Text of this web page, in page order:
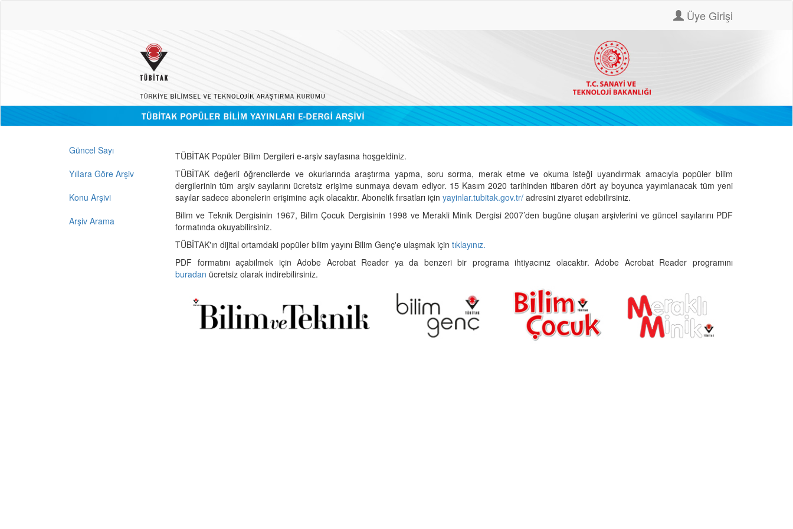
Üye Girişi
Güncel Sayı
Yıllara Göre Arşiv
Konu Arşivi
Arşiv Arama
TÜBİTAK Popüler Bilim Dergileri e-arşiv sayfasına hoşgeldiniz.
TÜBİTAK değerli öğrencilerde ve okurlarında araştırma yapma, soru sorma, merak etme ve okuma isteği uyandırmak amacıyla popüler bilim
dergilerinin tüm arşiv sayılarını ücretsiz erişime sunmaya devam ediyor. 15 Kasım 2020 tarihinden itibaren dört ay boyunca yayımlanacak tüm yeni
sayılar sadece abonelerin erişimine açık olacaktır. Abonelik fırsatları için yayinlar.tubitak.gov.tr/ adresini ziyaret edebilirsiniz.
Bilim ve Teknik Dergisinin 1967, Bilim Çocuk Dergisinin 1998 ve Merakli Minik Dergisi 2007’den bugüne oluşan arşivlerini ve güncel sayılarını PDF
formatında okuyabilirsiniz.
TÜBİTAK'ın dijital ortamdaki popüler bilim yayını Bilim Genç'e ulaşmak için tıklayınız.
PDF formatını açabilmek için Adobe Acrobat Reader ya da benzeri bir programa ihtiyacınız olacaktır. Adobe Acrobat Reader programını
buradan ücretsiz olarak indirebilirsiniz.